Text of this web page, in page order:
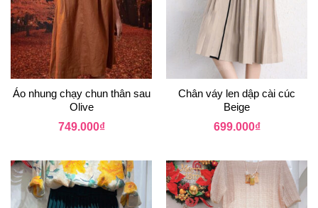
Áo nhung chạy chun thân sau
Olive
749.000₫
Chân váy len dập cài cúc
Beige
699.000₫